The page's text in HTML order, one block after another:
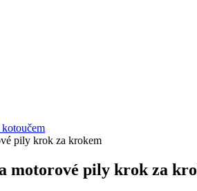
pily krok za krokem
motorové pily krok za